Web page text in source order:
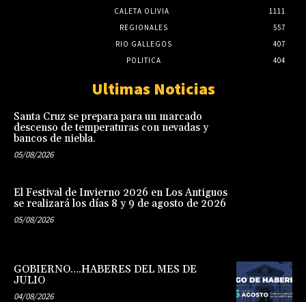
CALETA OLIVIA
1111
REGIONALES
557
RIO GALLEGOS
407
POLITICA
404
Ultimas Noticias
Santa Cruz se prepara para un marcado
descenso de temperaturas con nevadas y
bancos de niebla.
05/08/2026
El Festival de Invierno 2026 en Los Antiguos
se realizará los días 8 y 9 de agosto de 2026
05/08/2026
GOBIERNO….HABERES DEL MES DE
JULIO
04/08/2026